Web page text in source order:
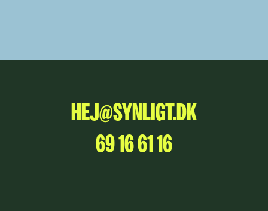
HEJ@SYNLIGT.DK
69 16 61 16